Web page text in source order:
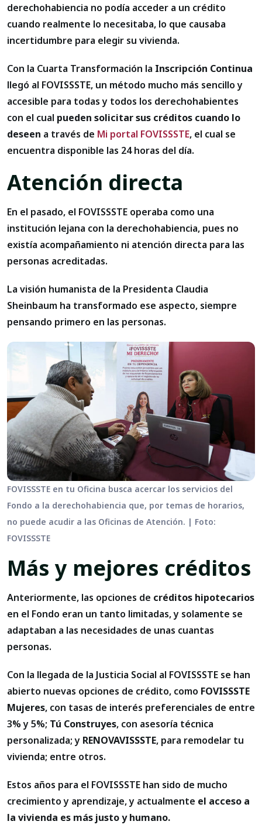
derechohabiencia no podía acceder a un crédito
cuando realmente lo necesitaba, lo que causaba
incertidumbre para elegir su vivienda.
Con la Cuarta Transformación la Inscripción Continua
llegó al FOVISSSTE, un método mucho más sencillo y
accesible para todas y todos los derechohabientes
con el cual pueden solicitar sus créditos cuando lo
deseen a través de Mi portal FOVISSSTE, el cual se
encuentra disponible las 24 horas del día.
Atención directa
En el pasado, el FOVISSSTE operaba como una
institución lejana con la derechohabiencia, pues no
existía acompañamiento ni atención directa para las
personas acreditadas.
La visión humanista de la Presidenta Claudia
Sheinbaum ha transformado ese aspecto, siempre
pensando primero en las personas.
FOVISSSTE en tu Oficina busca acercar los servicios del
Fondo a la derechohabiencia que, por temas de horarios,
no puede acudir a las Oficinas de Atención. | Foto:
FOVISSSTE
Más y mejores créditos
Anteriormente, las opciones de créditos hipotecarios
en el Fondo eran un tanto limitadas, y solamente se
adaptaban a las necesidades de unas cuantas
personas.
Con la llegada de la Justicia Social al FOVISSSTE se han
abierto nuevas opciones de crédito, como FOVISSSTE
Mujeres, con tasas de interés preferenciales de entre
3% y 5%; Tú Construyes, con asesoría técnica
personalizada; y RENOVAVISSSTE, para remodelar tu
vivienda; entre otros.
Estos años para el FOVISSSTE han sido de mucho
crecimiento y aprendizaje, y actualmente el acceso a
la vivienda es más justo y humano.